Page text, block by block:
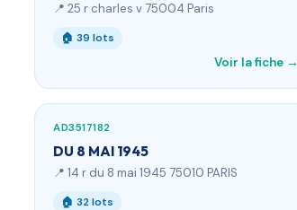
📍 25 r charles v 75004 Paris
🏠 39 lots
Voir la fiche →
AD3517182
DU 8 MAI 1945
📍 14 r du 8 mai 1945 75010 PARIS
🏠 32 lots